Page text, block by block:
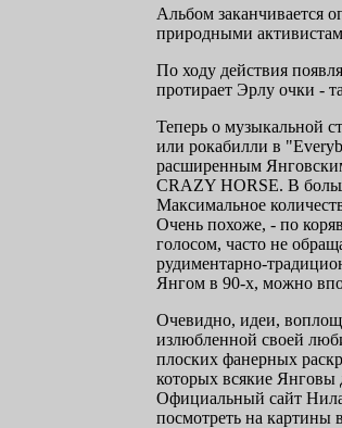
Альбом заканчивается
природными
По ходу действия
протирает Эрлу очки -
Теперь о музыкальной
или рокабилли в
расширенным
CRAZY HORSE. В
Максимальное
Очень похоже, - по
голосом, часто не
рудиментарно-
Янгом в 90-х, можно
Очевидно, идеи,
излюбленной своей
плоских фанерных
которых всякие Янговы
Официальный сайт
посмотреть на картины